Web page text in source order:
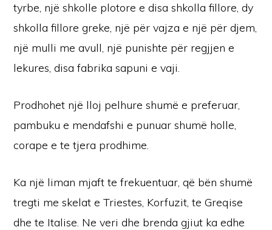
tyrbe, një shkolle plotore e disa shkolla fillore, dy
shkolla fillore greke, një për vajza e një për djem,
një mulli me avull, një punishte për regjjen e
lekures, disa fabrika sapuni e vaji.
Prodhohet një lloj pelhure shumë e preferuar,
pambuku e mendafshi e punuar shumë holle,
corape e te tjera prodhime.
Ka një liman mjaft te frekuentuar, që bën shumë
tregti me skelat e Triestes, Korfuzit, te Greqise
dhe te Italise. Ne veri dhe brenda gjiut ka edhe